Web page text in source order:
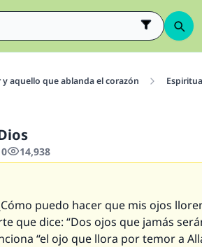
aquello que ablanda el corazón
14,938
puedo hacer que mis ojos
que dice: “Dos ojos que jamás
“el ojo que llora por temor a